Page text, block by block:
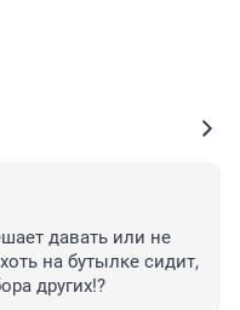
давать или не
на бутылке сидит,
других!?